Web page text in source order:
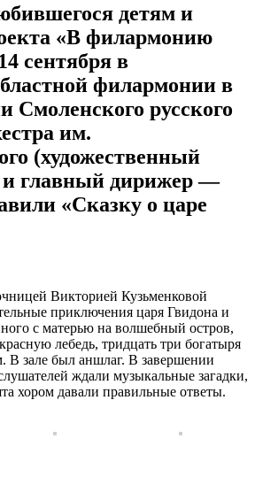
детям и
«В филармонию
сентября в
филармонии в
Смоленского русского
им.
(художественный
и главный дирижер —
«Сказку о царе
Викторией Кузьменковой
приключения царя Гвидона и
с матерью на волшебный остров,
лебедь, тридцать три богатыря
В зале был аншлаг. В завершении
ждали музыкальные загадки,
хором давали правильные ответы.